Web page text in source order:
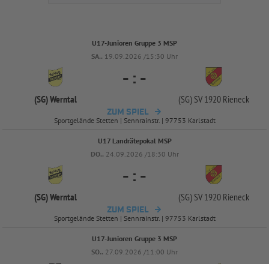
U17-Junioren Gruppe 3 MSP
SA.. 19.09.2026 /15:30 Uhr
(SG) Werntal
- : -
(SG) SV 1920 Rieneck
ZUM SPIEL
Sportgelände Stetten | Sennrainstr. | 97753 Karlstadt
U17 Landrätepokal MSP
DO.. 24.09.2026 /18:30 Uhr
(SG) Werntal
- : -
(SG) SV 1920 Rieneck
ZUM SPIEL
Sportgelände Stetten | Sennrainstr. | 97753 Karlstadt
U17-Junioren Gruppe 3 MSP
SO.. 27.09.2026 /11:00 Uhr